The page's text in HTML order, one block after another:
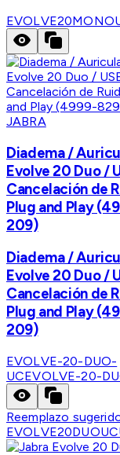
JABRA
Diadema /
Evolve 20 Duo /
Cancelación de
Plug and Play
209)
Diadema /
Evolve 20 Duo /
Cancelación de
Plug and Play
209)
EVOLVE-20-DUO-
UCEVOLVE-20-
Reemplazo